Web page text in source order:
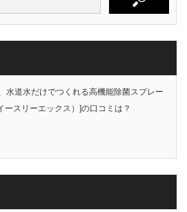
水道水だけでつくれる高機能除菌スプレー
ースリーエックス）]の口コミは？